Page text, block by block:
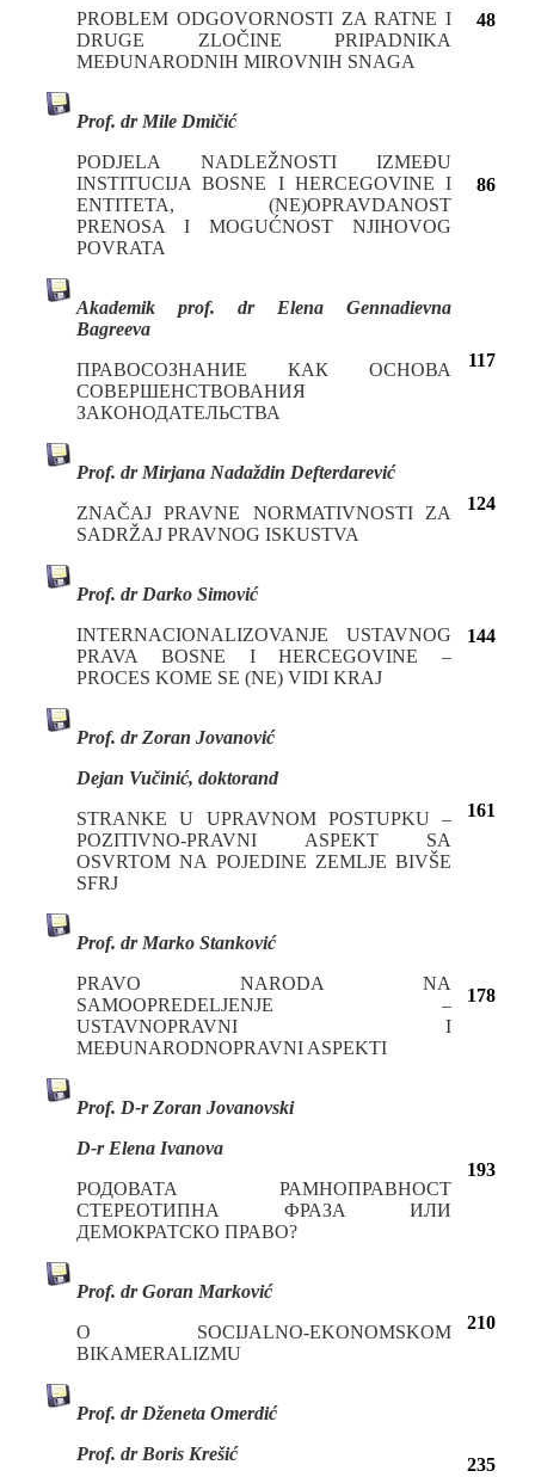
PROBLEM ODGOVORNOSTI ZA RATNE I
DRUGE ZLOČINE PRIPADNIKA
MEĐUNARODNIH MIROVNIH SNAGA
48
Prof. dr Mile Dmičić
PODЈELA NADLEŽNOSTI IZMEĐU
INSTITUCIJA BOSNE I HERCEGOVINE I
ENTITETA, (NE)OPRAVDANOST
PRENOSA I MOGUĆNOST NJIHOVOG
POVRATA
86
Akademik prof. dr Еlena Gennadievna
Bagreeva
ПРАВОСОЗНАНИЕ КАК ОСНОВА
СОВЕРШЕНСТВОВАНИЯ
ЗАКОНОДАТЕЛЬСТВА
117
Prof. dr Mirjana Nadaždin Defterdarević
ZNAČAJ PRAVNE NORMATIVNOSTI ZA
SADRŽAJ PRAVNOG ISKUSTVA
124
Prof. dr Darko Simović
INTERNACIONALIZOVANJE USTAVNOG
PRAVA BOSNE I HERCEGOVINE –
PROCES KOME SE (NE) VIDI KRAJ
144
Prof. dr Zoran Jovanović
Dejan Vučinić, doktorand
STRANKE U UPRAVNOM POSTUPKU –
POZITIVNO-PRAVNI ASPEKT SA
OSVRTOM NA POJEDINE ZEMLJE BIVŠE
SFRJ
161
Prof. dr Marko Stanković
PRAVO NARODA NA
SAMOOPREDELJENJE –
USTAVNOPRAVNI I
MEĐUNARODNOPRAVNI ASPEKTI
178
Prof. D-r Zoran Jovanovski
D-r Elena Ivanova
РОДОВАТА РАМНОПРАВНОСТ
СТЕРЕОТИПНА ФРАЗА ИЛИ
ДЕМОКРАТСКО ПРАВО?
193
Prof. dr Goran Marković
O SOCIJALNO-EKONOMSKOM
BIKAMERALIZMU
210
Prof. dr Dženeta Omerdić
Prof. dr Boris Krešić
235